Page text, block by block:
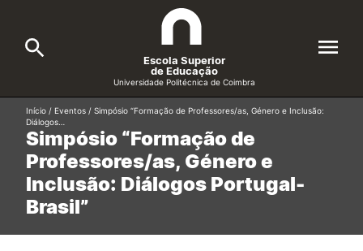
A ESEC
Cursos
Candidatos
Escola Superior
de Educação
Universidade Politécnica de Coimbra
Search
Formative Offer General
Simpósio “Formação de
Professores/as, Género e
Inclusão: Diálogos Portugal-
Brasil”
Início / Eventos / Simpósio “Formação de Professores/as, Género e Inclusão:
Diálogos…